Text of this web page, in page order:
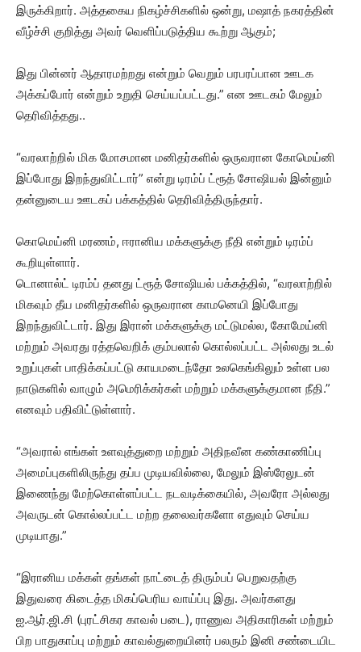
இருக்கிறார். அத்தகைய நிகழ்ச்சிகளில் ஒன்று, மஷாத் நகரத்தின்
வீழ்ச்சி குறித்து அவர் வெளிப்படுத்திய கூற்று ஆகும்;
இது பின்னர் ஆதாரமற்றது என்றும் வெறும் பரபரப்பான ஊடக
அக்கப்போர் என்றும் உறுதி செய்யப்பட்டது.” என ஊடகம் மேலும்
தெரிவித்தது..
“வரலாற்றில் மிக மோசமான மனிதர்களில் ஒருவரான கோமெய்னி
இப்போது இறந்துவிட்டார்” என்று டிரம்ப் ட்ரூத் சோஷியல் இன்னும்
தன்னுடைய ஊடகப் பக்கத்தில் தெரிவித்திருந்தார்.
கொமெய்னி மரணம், ஈரானிய மக்களுக்கு நீதி என்றும் டிரம்ப்
கூறியுள்ளார்.
டொனால்ட் டிரம்ப் தனது ட்ரூத் சோஷியல் பக்கத்தில், “வரலாற்றில்
மிகவும் தீய மனிதர்களில் ஒருவரான காமனெயி இப்போது
இறந்துவிட்டார். இது இரான் மக்களுக்கு மட்டுமல்ல, கோமேய்னி
மற்றும் அவரது ரத்தவெறிக் கும்பலால் கொல்லப்பட்ட அல்லது உடல்
உறுப்புகள் பாதிக்கப்பட்டு காயமடைந்தோ உலகெங்கிலும் உள்ள பல
நாடுகளில் வாழும் அமெரிக்கர்கள் மற்றும் மக்களுக்குமான நீதி.”
எனவும் பதிவிட்டுள்ளார்.
“அவரால் எங்கள் உளவுத்துறை மற்றும் அதிநவீன கண்காணிப்பு
அமைப்புகளிலிருந்து தப்ப முடியவில்லை, மேலும் இஸ்ரேலுடன்
இணைந்து மேற்கொள்ளப்பட்ட நடவடிக்கையில், அவரோ அல்லது
அவருடன் கொல்லப்பட்ட மற்ற தலைவர்களோ எதுவும் செய்ய
முடியாது.”
“இரானிய மக்கள் தங்கள் நாட்டைத் திரும்பப் பெறுவதற்கு
இதுவரை கிடைத்த மிகப்பெரிய வாய்ப்பு இது. அவர்களது
ஐ.ஆர்.ஜி.சி (புரட்சிகர காவல் படை), ராணுவ அதிகாரிகள் மற்றும்
பிற பாதுகாப்பு மற்றும் காவல்துறையினர் பலரும் இனி சண்டையிட